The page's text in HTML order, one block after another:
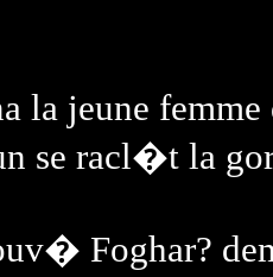
la jeune
se racl�t la
Foghar?